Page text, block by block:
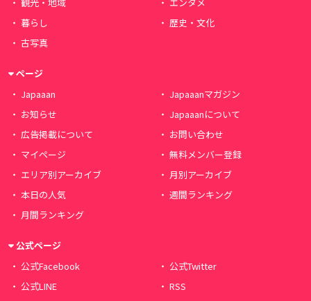
暮らし
歴史・文化
古写真
ページ
Japaaan
Japaaanマガジン
お知らせ
Japaaanについて
広告掲載について
お問い合わせ
マイページ
無料メンバー登録
エリア別アーカイブ
月別アーカイブ
本日の人気
週間ランキング
月間ランキング
公式ページ
公式Facebook
公式Twitter
公式LINE
RSS